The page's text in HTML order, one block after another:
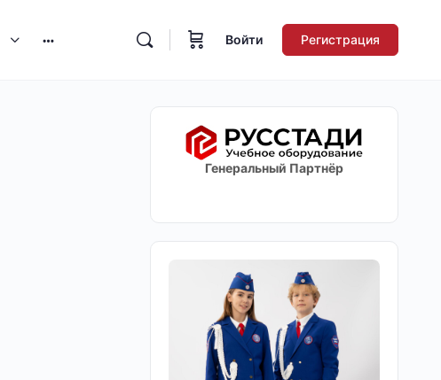
Войти Регистрация
Генеральный Партнёр